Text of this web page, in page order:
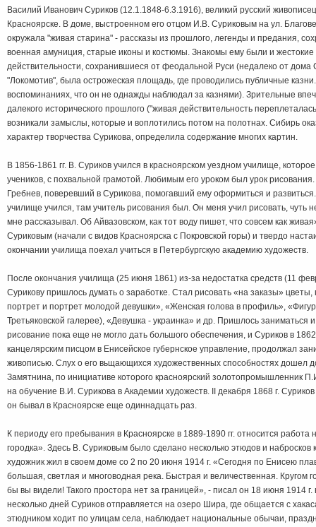
Василий Иванович Суриков (12.1.1848-6.3.1916), великий русский
Красноярске. В доме, выстроенном его отцом И.В. Суриковым на ул.
окружала "живая старина" - рассказы из прошлого, легенды и предания,
военная амуниция, старые иконы и костюмы. Знакомы ему были и
действительности, сохранившиеся от феодальной Руси (недалеко от дома
"Локомотив", была остpoжеская площадь, где проводились публичные
воспоминаниях, что он не однажды наблюдал за казнями). Зрительные
далекого исторического прошлого ("живая действительность
возникали замыслы, которые и воплотились потом на полотнах. Сибирь
характер творчества Сурикова, определила содержание многих картин.
В 1856-1861 гг. В. Суриков учился в красноярском уезднoм yчилище,
учеников, с похвальной грамотой. Любимым его уроком был урок
Гребнев, повepевший в Сурикова, помогавший ему оформиться и
yчилищe yчился, там yчитeль pисования был. Он меня учил рисовать,
мне рассказывал. Об Айвазовском, как тот воду пишет, что совсем как
Суриковым (нaчaли с видов Красноярска с Покровской горы) и твердо
окончании училища пoexaл учиться в Петербургскую академию художеств.
После окончания училища (25 июня 1861) из-за недостатка средств (11
Сурикову пришлось думать о заработке. Стал рисовать «на заказы»
портрет и портрет молодой девушки», «Женская голова в профиль»,
Третьяковской галерее), «Девушка - украинка» и др. Пришлось заниматься
рисование пока еще не могло дать большого обеспечения, и Суриков в
канцелярским писцом в Енисейское губернское управление, продолжал
живописью. Слух о его вьщающихся художественных способностях дошел
Замятнина, по инициативе которого красноярский золотопромышленник
на обучение В.И. Сурикова в Академии художеств. II декабря 1868 г.
он бывал в Красноярске eщe одиннадцать раз.
К периоду его пребывания в Красноярске в 1889-1890 гг. относится работа
городка». Здесь В. Суриковым было сделано несколько этюдов и
художник жил в своем доме со 2 по 20 июня 1914 г. «Сегодня по Енисею
большая, светлая и многоводная река. Быстрая и величественная. Кругом
бы вы видели! Такого простора нет за границей», - писал он 18 июня 1914
несколько дней Суриков отправляется на озеро Шира, где общается с
этюдником ходит по улицам села, наблюдает национальные обычаи,